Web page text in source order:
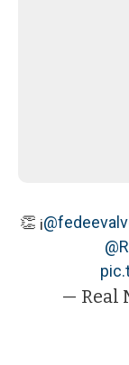
👏 ¡
— Real